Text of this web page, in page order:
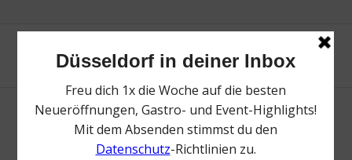
SUSTAIN! | Mr. Düsseldorf | Düsseldates |